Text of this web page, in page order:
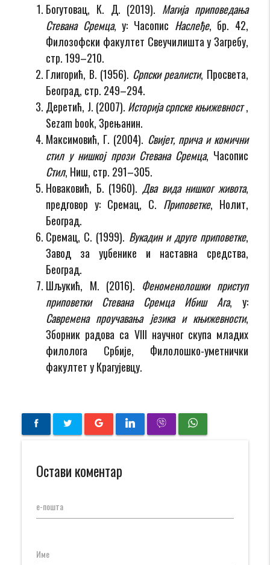
Богутовац, К. Д. (2019). Магија приповедања
Стевана Сремца, у: Часопис Наслеђе, бр. 42,
Филозофски факултет Свеучилишта у Загребу,
стр. 199–210.
Глигорић, В. (1956). Српски реалисти, Просвета,
Београд, стр. 249–294.
Деретић, Ј. (2007). Историја српске књижевност,
Sezam book, Зрењанин.
Максимовић, Г. (2004). Свијет, прича и комични
стил у нишкој прози Стевана Сремца, Часопис
Стил, Ниш, стр. 291–305.
Новаковић, Б. (1960). Два вида нишког живота,
предговор у: Сремац, С. Приповетке, Нолит,
Београд.
Сремац, С. (1999). Вукадин и друге приповетке,
Завод за уџбенике и наставна средства,
Београд.
Шљукић, М. (2016). Феноменолошки приступ
приповетки Стевана Сремца Ибиш Ага, у:
Савремена проучавања језика и књижевности,
Зборник радова са VIII научног скупа мла­дих
филолога Србије, Филолошко-уметнички
факултет у Крагујевцу.
Остави коментар
е-пошта
Име